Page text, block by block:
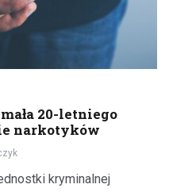
20-letniego
narkotyków
kryminalnej